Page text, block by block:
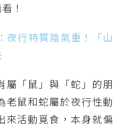
！
夜行特質陰氣重！「山
屬「鼠」與「蛇」的朋
老鼠和蛇屬於夜行性動
來活動覓食，本身就偏